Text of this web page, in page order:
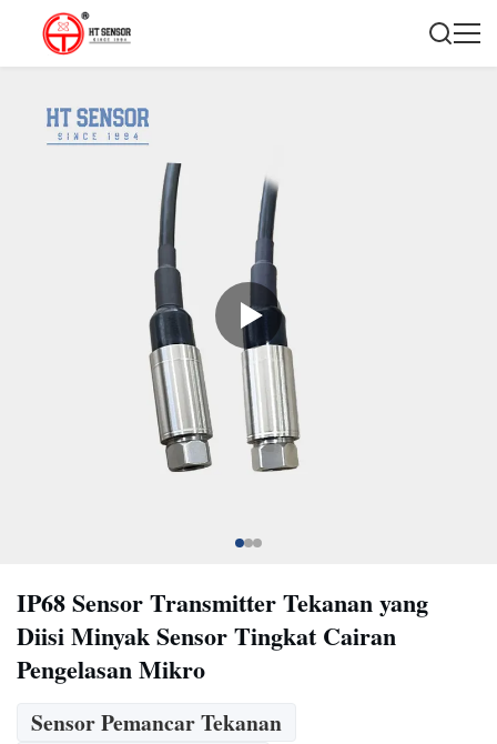
IP68 Sensor Transmitter Tekanan yang
Diisi Minyak Sensor Tingkat Cairan
Pengelasan Mikro
Sensor Pemancar Tekanan